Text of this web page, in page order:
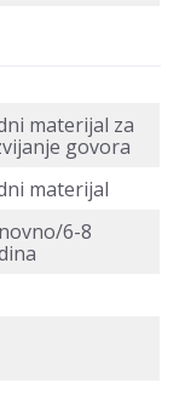
materijal za
govora
materijal
6-8